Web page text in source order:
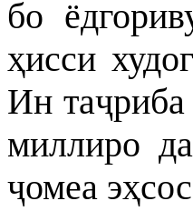
бо
ҳисси
Ин
миллиро
ҷомеа